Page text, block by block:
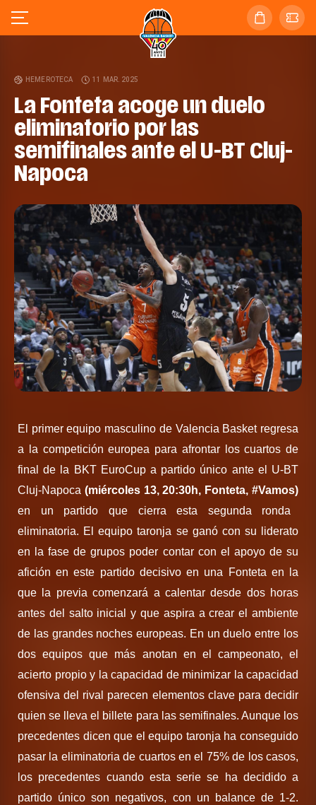
HEMEROTECA 11 MAR. 2025
La Fonteta acoge un duelo
eliminatorio por las
semifinales ante el U-BT Cluj-
Napoca
El primer equipo masculino de Valencia Basket regresa
a la competición europea para afrontar los cuartos de
final de la BKT EuroCup a partido único ante el U-BT
Cluj-Napoca (miércoles 13, 20:30h, Fonteta, #Vamos)
en un partido que cierra esta segunda ronda
eliminatoria. El equipo taronja se ganó con su liderato
en la fase de grupos poder contar con el apoyo de su
afición en este partido decisivo en una Fonteta en la
que la previa comenzará a calentar desde dos horas
antes del salto inicial y que aspira a crear el ambiente
de las grandes noches europeas. En un duelo entre los
dos equipos que más anotan en el campeonato, el
acierto propio y la capacidad de minimizar la capacidad
ofensiva del rival parecen elementos clave para decidir
quien se lleva el billete para las semifinales. Aunque los
precedentes dicen que el equipo taronja ha conseguido
pasar la eliminatoria de cuartos en el 75% de los casos,
los precedentes cuando esta serie se ha decidido a
partido único son negativos, con un balance de 1-2.